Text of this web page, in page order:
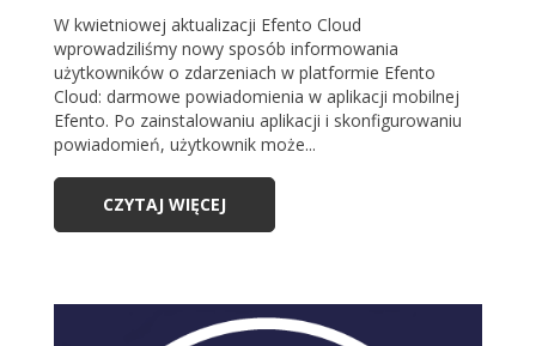
W kwietniowej aktualizacji Efento Cloud
wprowadziliśmy nowy sposób informowania
użytkowników o zdarzeniach w platformie Efento
Cloud: darmowe powiadomienia w aplikacji mobilnej
Efento. Po zainstalowaniu aplikacji i skonfigurowaniu
powiadomień, użytkownik może...
CZYTAJ WIĘCEJ